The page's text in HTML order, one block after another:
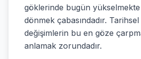
göklerinde bugün
dönmek çabasındadır.
değişimlerin bu en göze
anlamak zorundadır.